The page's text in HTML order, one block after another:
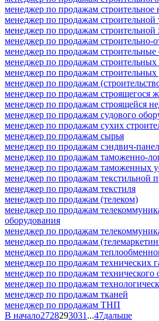
менеджер по продажам строительное
менеджер по продажам строительной
менеджер по продажам
менеджер по продажам строительно-
менеджер по продажам строительные
менеджер по продажам строительных
менеджер по продажам строительных
менеджер по продажам
менеджер по продажам строящегося
менеджер по продажам строящейся
менеджер по продажам судового
менеджер по продажам сухих
менеджер по продажам сырья
менеджер по продажам сэндвич-
менеджер по продажам таможенно-
менеджер по продажам таможенных
менеджер по продажам текстильной
менеджер по продажам текстиля
менеджер по продажам (телеком)
менеджер по продажам
оборудования
менеджер по продажам
менеджер по продажам
менеджер по продажам
менеджер по продажам технических
менеджер по продажам технического
менеджер по продажам
менеджер по продажам тканей
менеджер по продажам ТНП
В начало2728293031 ...47дальше